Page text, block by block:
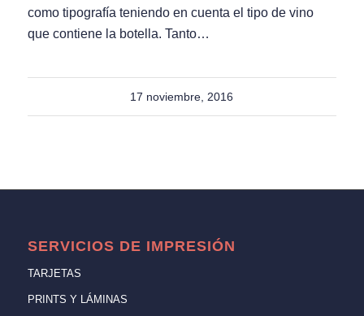
como tipografía teniendo en cuenta el tipo de vino
que contiene la botella. Tanto…
17 noviembre, 2016
SERVICIOS DE IMPRESIÓN
TARJETAS
PRINTS Y LÁMINAS